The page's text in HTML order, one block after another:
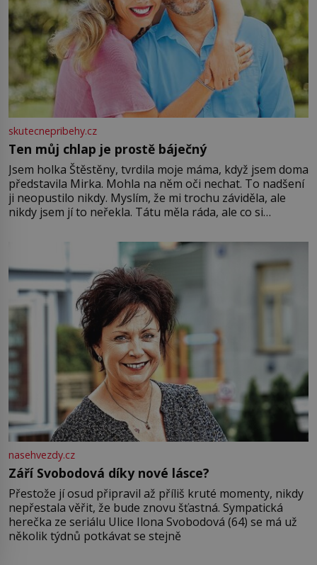
skutecnepribehy.cz
Ten můj chlap je prostě báječný
Jsem holka Štěstěny, tvrdila moje máma, když jsem doma
představila Mirka. Mohla na něm oči nechat. To nadšení
ji neopustilo nikdy. Myslím, že mi trochu záviděla, ale
nikdy jsem jí to neřekla. Tátu měla ráda, ale co si
Jsme spolu moc rádi Tehdy byla jiná doba, když
nasehvezdy.cz
Září Svobodová díky nové lásce?
Přestože jí osud připravil až příliš kruté momenty, nikdy
nepřestala věřit, že bude znovu šťastná. Sympatická
herečka ze seriálu Ulice Ilona Svobodová (64) se má už
několik týdnů potkávat se stejně